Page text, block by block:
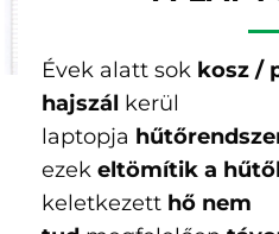
Évek alatt sok kosz /
hajszál kerül
laptopja
ezek eltömítik a
keletkezett hő nem